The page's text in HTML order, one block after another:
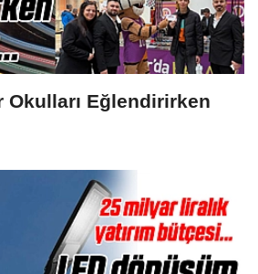
Okulları Eğlendirirken